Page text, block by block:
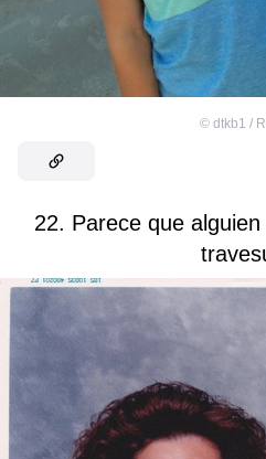
© dtkb1 /
22. Parece que